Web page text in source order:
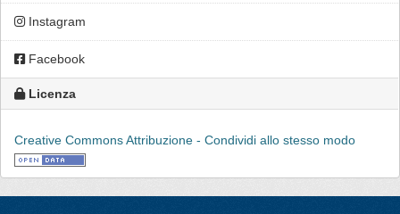
Instagram
Facebook
Licenza
Creative Commons Attribuzione - Condividi allo stesso modo